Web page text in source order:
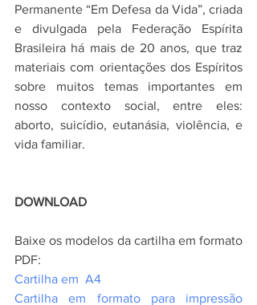
Permanente “Em Defesa da Vida”, criada
e divulgada pela Federação Espírita
Brasileira há mais de 20 anos, que traz
materiais com orientações dos Espíritos
sobre muitos temas importantes em
nosso contexto social, entre eles:
aborto, suicídio, eutanásia, violência, e
vida familiar.
DOWNLOAD
Baixe os modelos da cartilha em formato
PDF:
Cartilha em  A4
Cartilha em formato para impressão